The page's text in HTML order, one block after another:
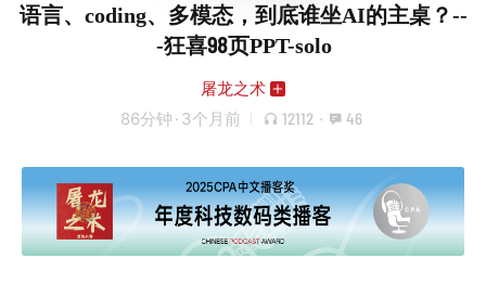
语言、coding、多模态，到底谁坐AI的主桌？--
-狂喜98页PPT-solo
屠龙之术
86分钟 · 3个月前 12112 · 46